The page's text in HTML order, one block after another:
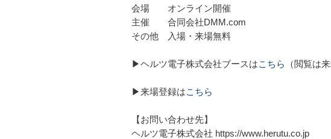
会場 オンライン開催
主催 合同会社DMM.com
その他 入場・来場無料
▶ヘルツ電子株式会社ブースはこちら （閲覧は
▶来場登録はこちら
【お問い合わせ先】
ヘルツ電子株式会社 https://www.herutu.co.jp